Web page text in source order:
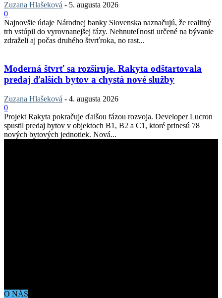
Zuzana Hlašeková - 5. augusta 2026
0
Najnovšie údaje Národnej banky Slovenska naznačujú, že realitný
trh vstúpil do vyrovnanejšej fázy. Nehnuteľnosti určené na bývanie
zdraželi aj počas druhého štvrťroka, no rast...
Moderná štvrť sa rozširuje. Rakyta odštartovala
predaj ďalších bytov a chystá nové služby
Zuzana Hlašeková - 4. augusta 2026
0
Projekt Rakyta pokračuje ďalšou fázou rozvoja. Developer Lucron
spustil predaj bytov v objektoch B1, B2 a C1, ktoré prinesú 78
nových bytových jednotiek. Nová...
O NÁS